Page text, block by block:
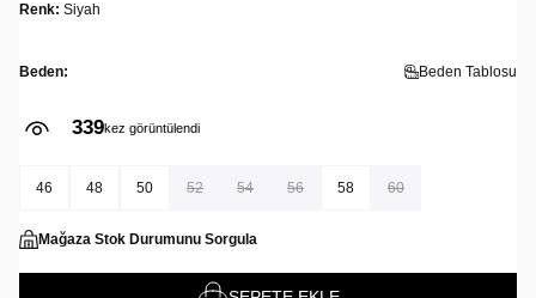
Renk: Siyah
Beden: Beden Tablosu
339kez görüntülendi
46 48 50 52 54 56 58 60
Mağaza Stok Durumunu Sorgula